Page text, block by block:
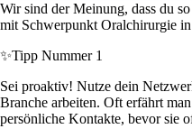
Wir sind der Meinung, dass du
mit Schwerpunkt Oralchirurgie
✨Tipp Nummer 1
Sei proaktiv! Nutze dein
Branche arbeiten. Oft erfährt
persönliche Kontakte, bevor sie